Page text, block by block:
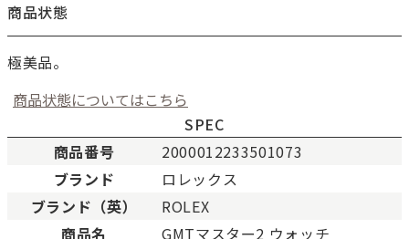
商品状態
極美品。
商品状態についてはこちら
未使用
SPEC
商品番号
2000012233501073
ブランド
ロレックス
ブランド（英）
ROLEX
商品名
GMTマスター2 ウォッチ